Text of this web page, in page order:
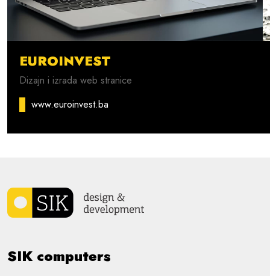
EUROINVEST
Dizajn i izrada web stranice
www.euroinvest.ba
SIK computers